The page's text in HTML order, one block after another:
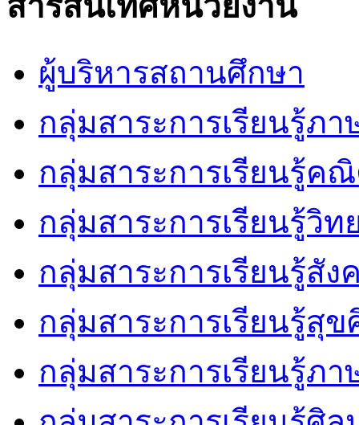
ผู้บริหารสถานศึกษา
กลุ่มสาระการเรียนรู้ภา
กลุ่มสาระการเรียนรู้ค
กลุ่มสาระการเรียนรู้วิท
กลุ่มสาระการเรียนรู้สัง
กลุ่มสาระการเรียนรู้สุ
กลุ่มสาระการเรียนรู้ภา